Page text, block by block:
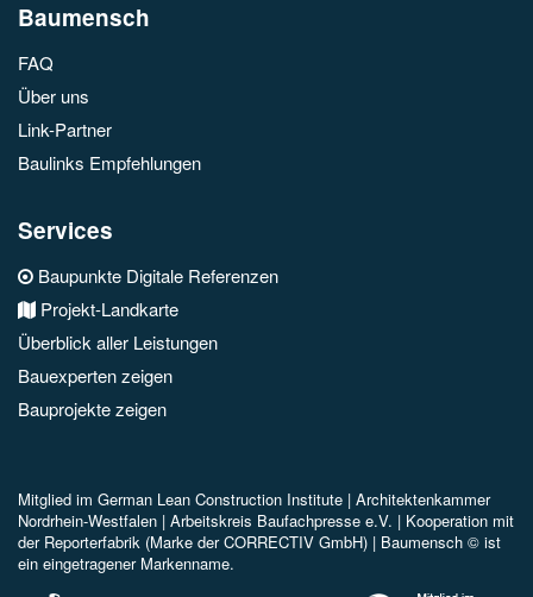
Baumensch
FAQ
Über uns
Link-Partner
Baulinks Empfehlungen
Services
Baupunkte Digitale Referenzen
Projekt-Landkarte
Überblick aller Leistungen
Bauexperten zeigen
Bauprojekte zeigen
Mitglied im German Lean Construction Institute | Architektenkammer
Nordrhein-Westfalen | Arbeitskreis Baufachpresse e.V. | Kooperation mit
der Reporterfabrik (Marke der CORRECTIV GmbH) | Baumensch © ist
ein eingetragener Markenname.